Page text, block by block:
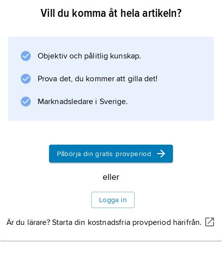
Regina Spektor föddes i Ryssland
hon sig som pianist inom klassisk musik för att
singer/songwriter.
Vill du komma åt hela artikeln?
Objektiv och pålitlig kunskap.
Prova det, du kommer att gilla det!
Marknadsledare i Sverige.
Påbörja din gratis provperiod
eller
Logga in
Är du lärare? Starta din kostnadsfria provperiod härifrån.